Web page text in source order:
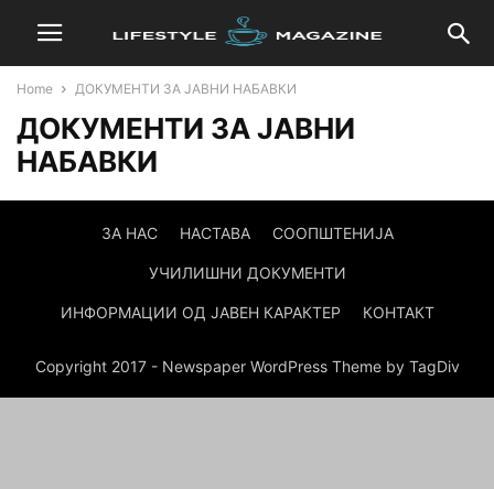
Home ДОКУМЕНТИ ЗА ЈАВНИ НАБАВКИ
ДОКУМЕНТИ ЗА ЈАВНИ
НАБАВКИ
ЗА НАС НАСТАВА СООПШТЕНИЈА
УЧИЛИШНИ ДОКУМЕНТИ
ИНФОРМАЦИИ ОД ЈАВЕН КАРАКТЕР КОНТАКТ
Copyright 2017 - Newspaper WordPress Theme by TagDiv